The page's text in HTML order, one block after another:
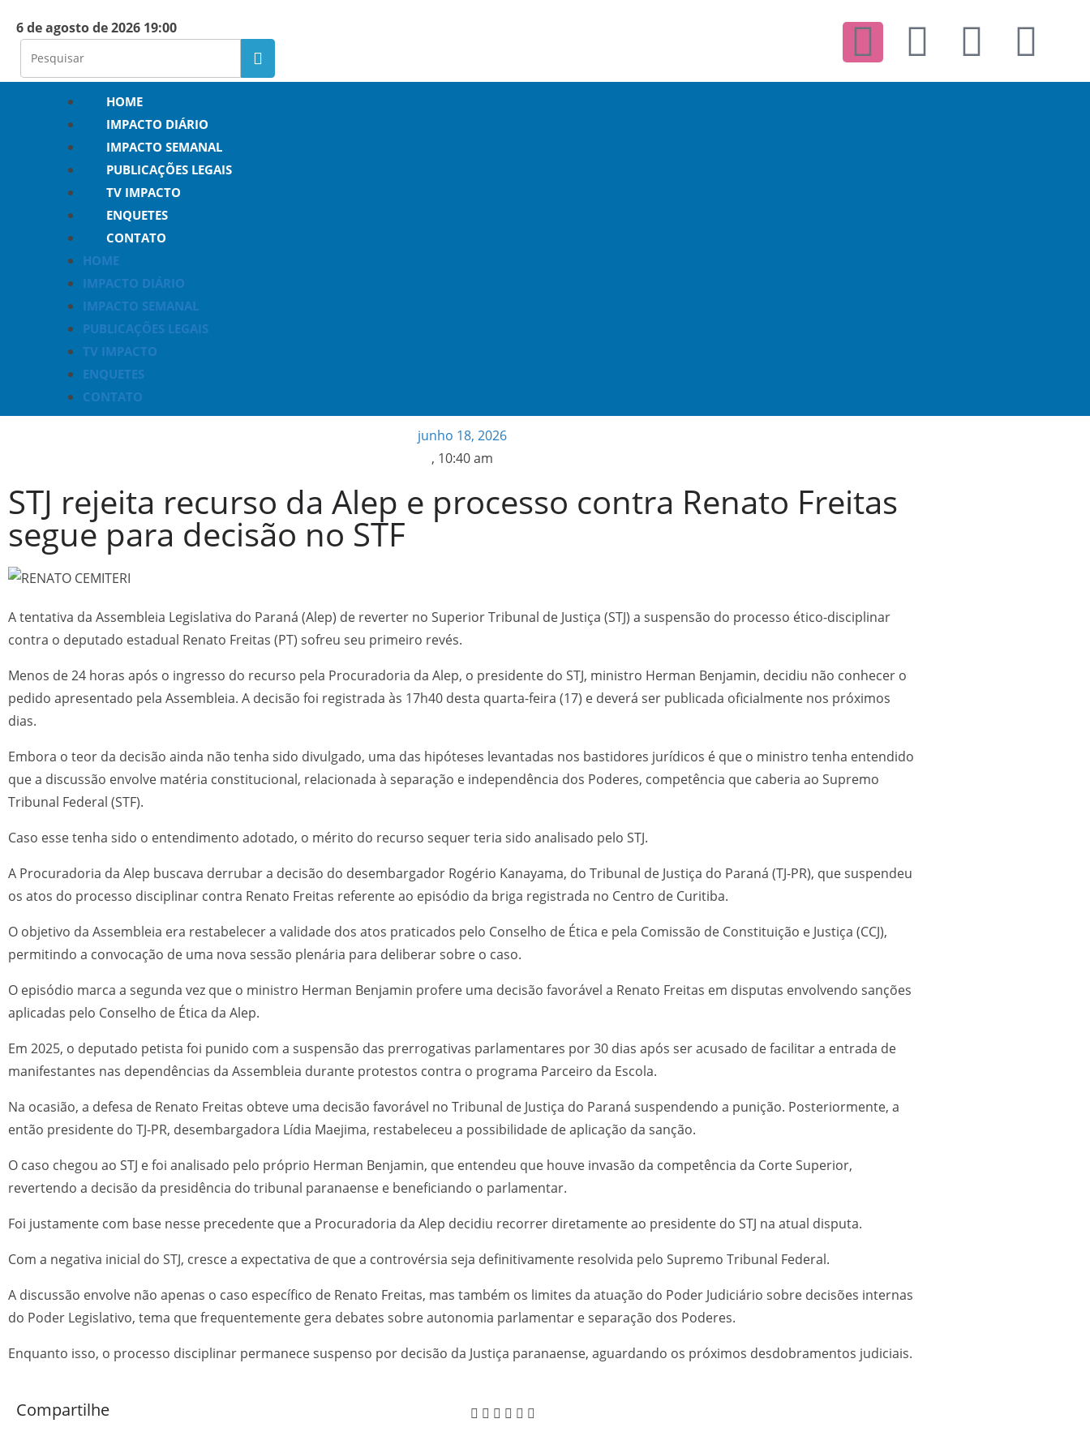
6 de agosto de 2026 19:00
HOME
IMPACTO DIÁRIO
IMPACTO SEMANAL
PUBLICAÇÕES LEGAIS
TV IMPACTO
ENQUETES
CONTATO
HOME
IMPACTO DIÁRIO
IMPACTO SEMANAL
PUBLICAÇÕES LEGAIS
TV IMPACTO
ENQUETES
CONTATO
junho 18, 2026
, 10:40 am
STJ rejeita recurso da Alep e processo contra Renato Freitas
segue para decisão no STF
A tentativa da Assembleia Legislativa do Paraná (Alep) de reverter no Superior Tribunal de Justiça (STJ) a suspensão do processo ético-disciplinar
contra o deputado estadual Renato Freitas (PT) sofreu seu primeiro revés.
Menos de 24 horas após o ingresso do recurso pela Procuradoria da Alep, o presidente do STJ, ministro Herman Benjamin, decidiu não conhecer o
pedido apresentado pela Assembleia. A decisão foi registrada às 17h40 desta quarta-feira (17) e deverá ser publicada oficialmente nos próximos
dias.
Embora o teor da decisão ainda não tenha sido divulgado, uma das hipóteses levantadas nos bastidores jurídicos é que o ministro tenha entendido
que a discussão envolve matéria constitucional, relacionada à separação e independência dos Poderes, competência que caberia ao Supremo
Tribunal Federal (STF).
Caso esse tenha sido o entendimento adotado, o mérito do recurso sequer teria sido analisado pelo STJ.
A Procuradoria da Alep buscava derrubar a decisão do desembargador Rogério Kanayama, do Tribunal de Justiça do Paraná (TJ-PR), que suspendeu
os atos do processo disciplinar contra Renato Freitas referente ao episódio da briga registrada no Centro de Curitiba.
O objetivo da Assembleia era restabelecer a validade dos atos praticados pelo Conselho de Ética e pela Comissão de Constituição e Justiça (CCJ),
permitindo a convocação de uma nova sessão plenária para deliberar sobre o caso.
O episódio marca a segunda vez que o ministro Herman Benjamin profere uma decisão favorável a Renato Freitas em disputas envolvendo sanções
aplicadas pelo Conselho de Ética da Alep.
Em 2025, o deputado petista foi punido com a suspensão das prerrogativas parlamentares por 30 dias após ser acusado de facilitar a entrada de
manifestantes nas dependências da Assembleia durante protestos contra o programa Parceiro da Escola.
Na ocasião, a defesa de Renato Freitas obteve uma decisão favorável no Tribunal de Justiça do Paraná suspendendo a punição. Posteriormente, a
então presidente do TJ-PR, desembargadora Lídia Maejima, restabeleceu a possibilidade de aplicação da sanção.
O caso chegou ao STJ e foi analisado pelo próprio Herman Benjamin, que entendeu que houve invasão da competência da Corte Superior,
revertendo a decisão da presidência do tribunal paranaense e beneficiando o parlamentar.
Foi justamente com base nesse precedente que a Procuradoria da Alep decidiu recorrer diretamente ao presidente do STJ na atual disputa.
Com a negativa inicial do STJ, cresce a expectativa de que a controvérsia seja definitivamente resolvida pelo Supremo Tribunal Federal.
A discussão envolve não apenas o caso específico de Renato Freitas, mas também os limites da atuação do Poder Judiciário sobre decisões internas
do Poder Legislativo, tema que frequentemente gera debates sobre autonomia parlamentar e separação dos Poderes.
Enquanto isso, o processo disciplinar permanece suspenso por decisão da Justiça paranaense, aguardando os próximos desdobramentos judiciais.
Compartilhe